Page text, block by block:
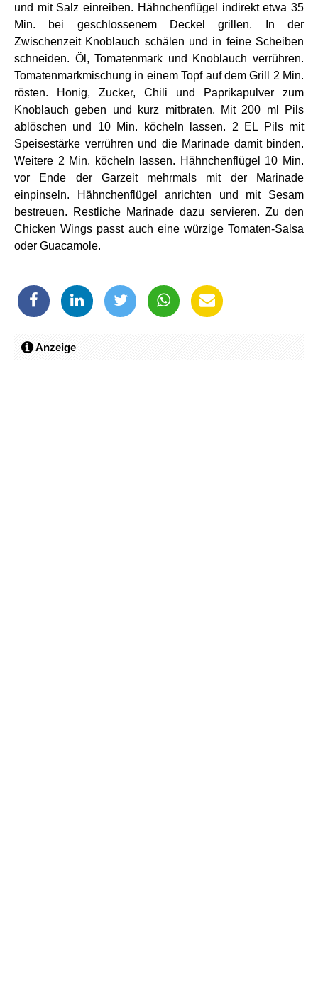
und mit Salz einreiben. Hähnchenflügel indirekt etwa 35
Min. bei geschlossenem Deckel grillen. In der
Zwischenzeit Knoblauch schälen und in feine Scheiben
schneiden. Öl, Tomatenmark und Knoblauch verrühren.
Tomatenmarkmischung in einem Topf auf dem Grill 2 Min.
rösten. Honig, Zucker, Chili und Paprikapulver zum
Knoblauch geben und kurz mitbraten. Mit 200 ml Pils
ablöschen und 10 Min. köcheln lassen. 2 EL Pils mit
Speisestärke verrühren und die Marinade damit binden.
Weitere 2 Min. köcheln lassen. Hähnchenflügel 10 Min.
vor Ende der Garzeit mehrmals mit der Marinade
einpinseln. Hähnchenflügel anrichten und mit Sesam
bestreuen. Restliche Marinade dazu servieren. Zu den
Chicken Wings passt auch eine würzige Tomaten-Salsa
oder Guacamole.
Anzeige